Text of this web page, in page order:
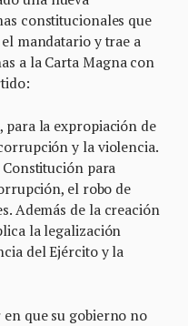
constitucionales que
mandatario y trae a
a la Carta Magna con
para la expropiación de
y la violencia.
para
el robo de
Además de la creación
la legalización
del Ejército y la
que su gobierno no